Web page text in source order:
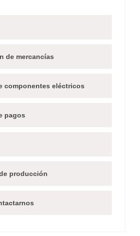
de mercancías
componentes eléctricos
pagos
producción